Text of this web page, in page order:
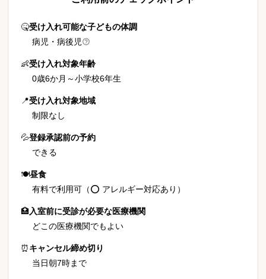
🤒受け入れ可能な子どもの体調
病児・病後児
👶受け入れ対象年齢
0歳6か月 ～小学校6年生
📍受け入れ対象地域
制限なし
💦登録承認前の予約
できる
🍽昼食
有料で利用可（⭕ アレルギー対応あり）
🏥入室前に受診が必要な医療機関
どこの医療機関でもよい
⏰キャンセル締め切り
当日朝7時まで